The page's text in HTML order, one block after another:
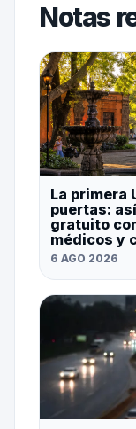
Notas
La primera
puertas:
gratuito
médicos y
6 AGO 2026